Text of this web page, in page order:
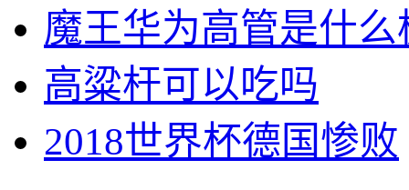
魔王华为高管是什么
高粱杆可以吃吗
2018世界杯德国惨败